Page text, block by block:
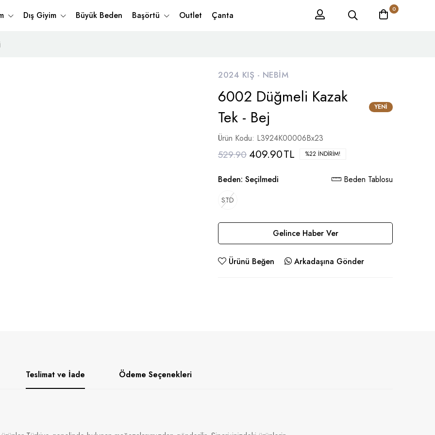
Dış Giyim Büyük Beden Başörtü Outlet Çanta
0
2024 KIŞ - NEBIM
6002 Düğmeli Kazak
Tek - Bej
YENI
Ürün Kodu: L3924K00006Bx23
529.90409.90TL %22 İNDIRIM!
Beden: Seçilmedi Beden Tablosu
STD
Gelince Haber Ver
Ürünü Beğen Arkadaşına Gönder
Teslimat ve İade Ödeme Seçenekleri